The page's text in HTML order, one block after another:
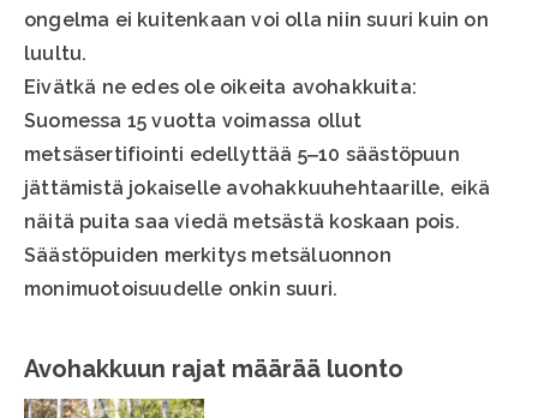
ongelma ei kuitenkaan voi olla niin suuri kuin on
luultu.
Eivätkä ne edes ole oikeita avohakkuita:
Suomessa 15 vuotta voimassa ollut
metsäsertifiointi edellyttää 5‒10 säästöpuun
jättämistä jokaiselle avohakkuuhehtaarille, eikä
näitä puita saa viedä metsästä koskaan pois.
Säästöpuiden merkitys metsäluonnon
monimuotoisuudelle onkin suuri.
Avohakkuun rajat määrää luonto